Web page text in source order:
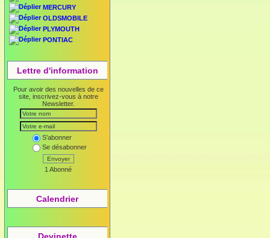
MERCURY
OLDSMOBILE
PLYMOUTH
PONTIAC
Lettre d'information
Pour avoir des nouvelles de ce
site, inscrivez-vous à notre
Newsletter.
S'abonner
Se désabonner
Envoyer
1 Abonné
Calendrier